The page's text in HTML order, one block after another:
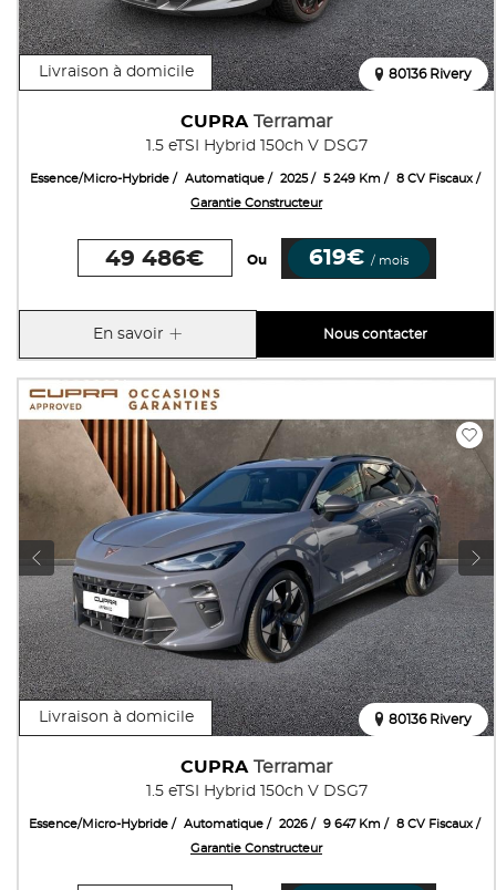
Livraison à domicile
CUPRA Terramar
1.5 eTSI Hybrid 150ch V DSG7
80136 Rivery
Essence/Micro-Hybride Automatique 2025 5 249 Km
8 CV Fiscaux
Garantie Constructeur
49 486€ Ou 619€ / mois
En savoir Nous contacter
Livraison à domicile
CUPRA Terramar
1.5 eTSI Hybrid 150ch V DSG7
80136 Rivery
Essence/Micro-Hybride Automatique 2026 9 647 Km
8 CV Fiscaux
Garantie Constructeur